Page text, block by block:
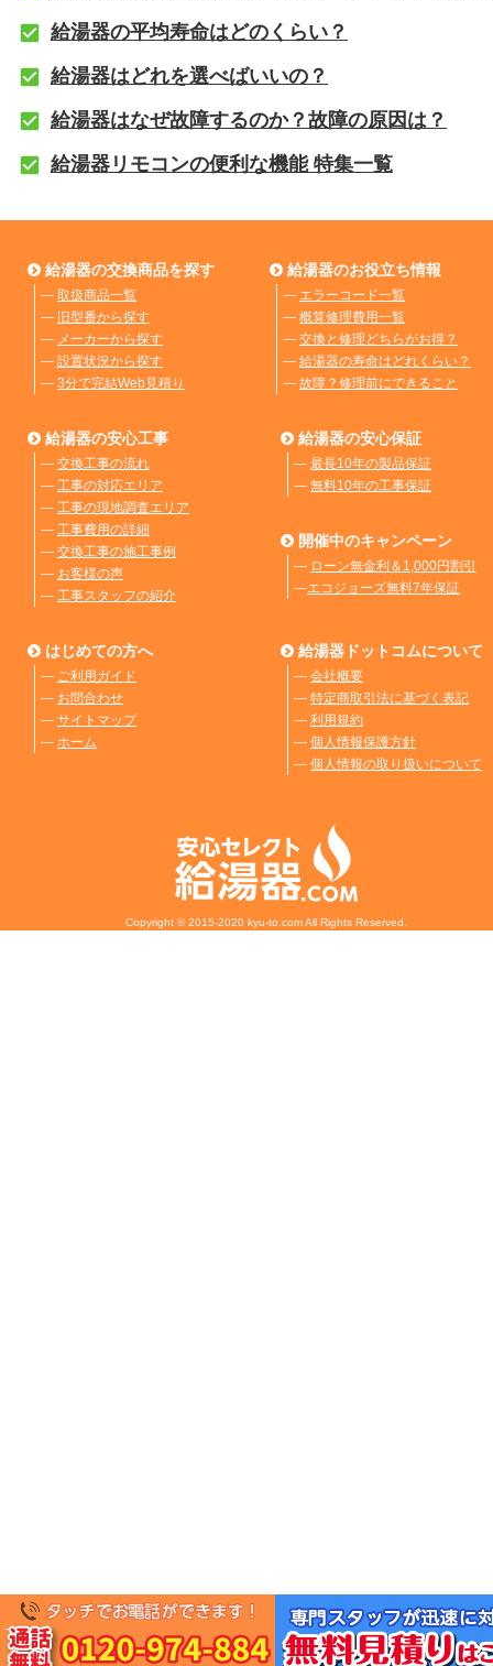
給湯器の平均寿命はどのくらい？
給湯器はどれを選べばいいの？
給湯器はなぜ故障するのか？故障の原因は？
給湯器リモコンの便利な機能 特集一覧
給湯器の交換商品を探す
― 取扱商品一覧
― 旧型番から探す
― メーカーから探す
― 設置状況から探す
― 3分で完結Web見積り
給湯器のお役立ち情報
― エラーコード一覧
― 概算修理費用一覧
― 交換と修理どちらがお得？
― 給湯器の寿命はどれくらい？
― 故障？修理前にできること
給湯器の安心工事
― 交換工事の流れ
― 工事の対応エリア
― 工事の現地調査エリア
― 工事費用の詳細
― 交換工事の施工事例
― お客様の声
― 工事スタッフの紹介
給湯器の安心保証
― 最長10年の製品保証
― 無料10年の工事保証
開催中のキャンペーン
― ローン無金利＆1,000円割引
―エコジョーズ無料7年保証
はじめての方へ
― ご利用ガイド
― お問合わせ
― サイトマップ
― ホーム
給湯器ドットコムについて
― 会社概要
― 特定商取引法に基づく表記
― 利用規約
― 個人情報保護方針
― 個人情報の取り扱いについて
Copyright © 2015-2020 kyu-to.com All Rights Reserved.